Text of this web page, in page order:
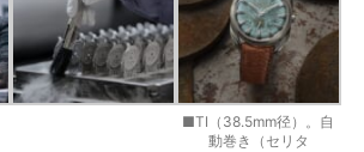
■TI（38.5mm径）。自
動巻き（セリタ